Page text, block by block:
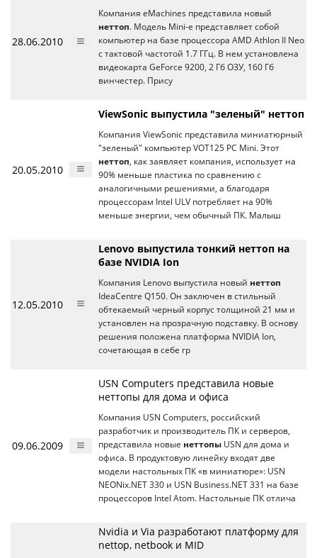
28.06.2010
Компания eMachines представила новый
неттоп. Модель Mini-e представляет собой
компьютер на базе процессора AMD Athlon II Neo
с тактовой частотой 1.7 ГГц. В нем установлена
видеокарта GeForce 9200, 2 Гб ОЗУ, 160 Гб
винчестер. Прису
20.05.2010
ViewSonic выпустила "зеленый" неттоп
Компания ViewSonic представила миниатюрный
"зеленый" компьютер VOT125 PC Mini. Этот
неттоп, как заявляет компания, использует на
90% меньше пластика по сравнению с
аналогичными решениями, а благодаря
процессорам Intel ULV потребляет на 90%
меньше энергии, чем обычный ПК. Малыш
12.05.2010
Lenovo выпустила тонкий неттоп на
базе NVIDIA Ion
Компания Lenovo выпустила новый неттоп
IdeaCentre Q150. Он заключен в стильный
обтекаемый черный корпус толщиной 21 мм и
установлен на прозрачную подставку. В основу
решения положена платформа NVIDIA Ion,
сочетающая в себе гр
09.06.2009
USN Computers представила новые
неттопы для дома и офиса
Компания USN Computers, российский
разработчик и производитель ПК и серверов,
представила новые неттопы USN для дома и
офиса. В продуктовую линейку входят две
модели настольных ПК «в миниатюре»: USN
NEONix.NET 330 и USN Business.NET 331 на базе
процессоров Intel Atom. Настольные ПК отлича
Nvidia и Via разработают платформу для
nettop, netbook и MID